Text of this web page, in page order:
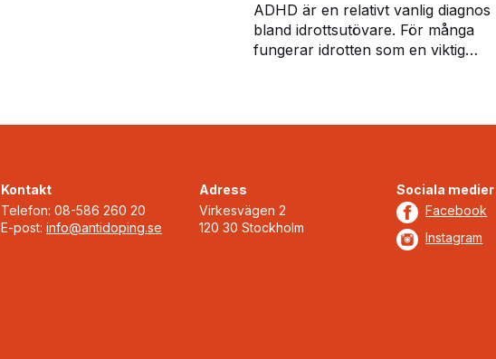
ADHD är en relativt vanlig diagnos
bland idrottsutövare. För många
fungerar idrotten som en viktig
gäller att h…
Kontakt
Telefon: 08-586 260 20
E-post: info@antidoping.se
Adress
Virkesvägen 2
120 30 Stockholm
Sociala medier
Facebook
Instagram